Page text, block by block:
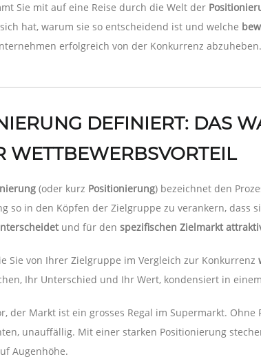
Sie mit auf eine Reise durch die Welt der
hat, warum sie so entscheidend ist und welche
erfolgreich von der Konkurrenz abzuheben.
DEFINIERT: DAS
WETTBEWERBSVORTEIL
(oder kurz Positionierung) bezeichnet den
so in den Köpfen der Zielgruppe zu verankern, dass
und für den spezifischen Zielmarkt
Sie von Ihrer Zielgruppe im Vergleich zur Konkurrenz
Ihr Unterschied und Ihr Wert, kondensiert in
der Markt ist ein grosses Regal im Supermarkt. Ohne
unauffällig. Mit einer starken Positionierung
Augenhöhe.